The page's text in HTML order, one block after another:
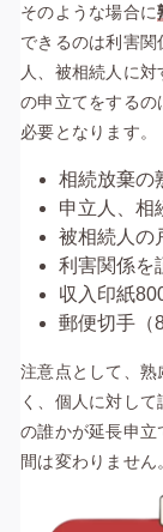
そのような場合に
できるのは利害
人、被相続人に
の申立てをする
必要となります。
相続放棄の
申立人、相
被相続人の
利害関係を
収入印紙
郵便切手（
注意点として、
く、個人に対し
の誰かが延長申
間は変わりません